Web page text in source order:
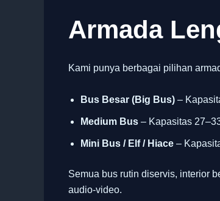
Armada
Kami punya berbagai pilihan
Bus Besar (Big Bus) –
Medium Bus – Kapasitas
Mini Bus / Elf / Hiace –
Semua bus rutin diservis, interior
audio-video.